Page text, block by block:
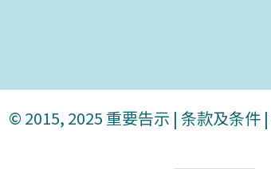
© 2015, 2025 重要告示 | 条款及条件 |